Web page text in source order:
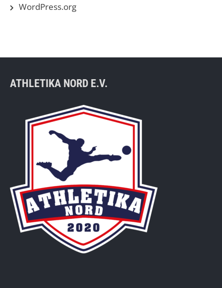
WordPress.org
ATHLETIKA NORD E.V.